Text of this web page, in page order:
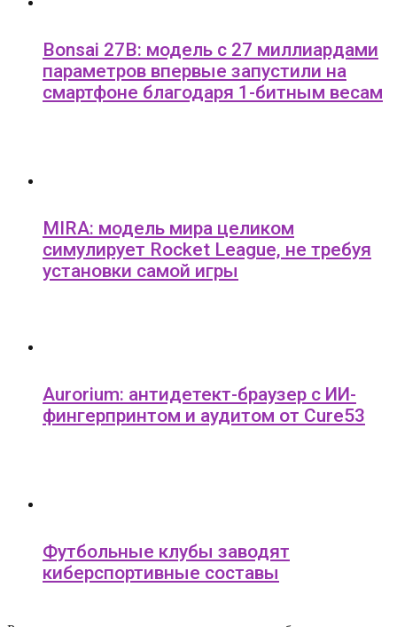
Bonsai 27B: модель с 27 миллиардами
параметров впервые запустили на
смартфоне благодаря 1-битным весам
MIRA: модель мира целиком
симулирует Rocket League, не требуя
установки самой игры
Aurorium: антидетект-браузер с ИИ-
фингерпринтом и аудитом от Cure53
Футбольные клубы заводят
киберспортивные составы